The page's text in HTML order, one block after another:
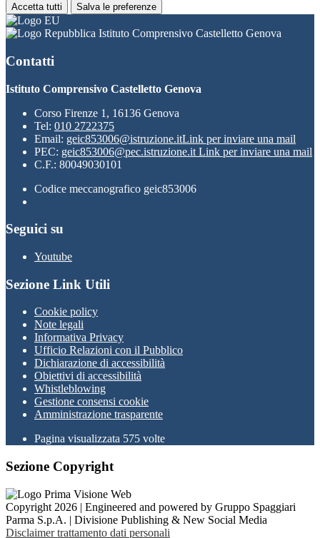
Accetta tutti Salva le preferenze
Istituto Comprensivo Castelletto Genova
Contatti
Istituto Comprensivo Castelletto Genova
Corso Firenze 1, 16136 Genova
Tel: 010 2722375
Email: geic853006@istruzione.itLink per inviare una mail
PEC: geic853006@pec.istruzione.it Link per inviare una mail
C.F.: 80049030101
Codice meccanografico geic853006
Seguici su
Youtube
Sezione Link Utili
Cookie policy
Note legali
Informativa Privacy
Ufficio Relazioni con il Pubblico
Dichiarazione di accessibilità
Obiettivi di accessibilità
Whistleblowing
Gestione consensi cookie
Amministrazione trasparente
Pagina visualizzata 575 volte
Sezione Copyright
Copyright 2026 | Engineered and powered by Gruppo Spaggiari
Parma S.p.A. | Divisione Publishing & New Social Media
Disclaimer trattamento dati personali